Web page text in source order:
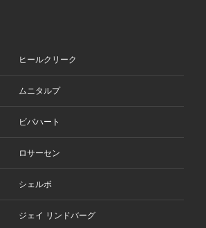
ヒールクリーク
ムニタルプ
ビバハート
ロサーセン
シェルボ
ジェイ リンドバーグ